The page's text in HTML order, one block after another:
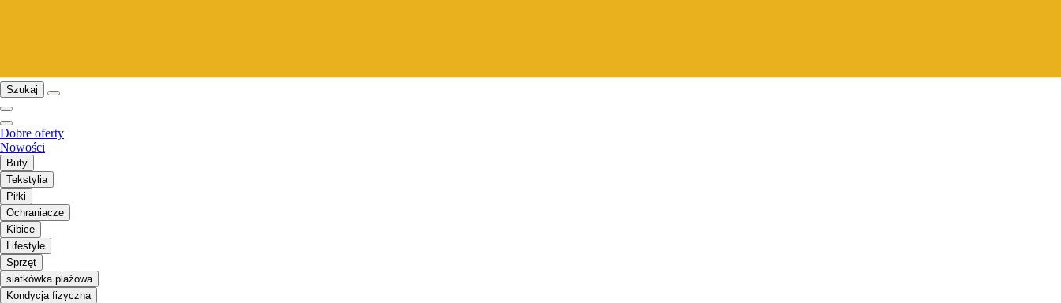
Szukaj
Dobre oferty
Nowości
Buty
Tekstylia
Piłki
Ochraniacze
Kibice
Lifestyle
Sprzęt
siatkówka plażowa
Kondycja fizyczna